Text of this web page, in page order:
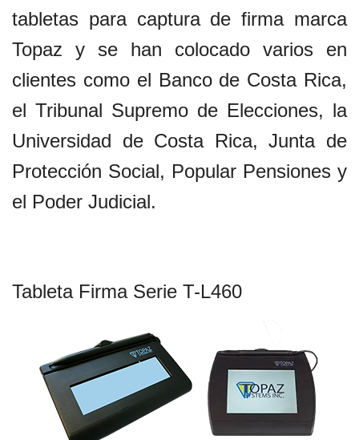
tabletas para captura de firma marca
Topaz y se han colocado varios en
clientes como el Banco de Costa Rica,
el Tribunal Supremo de Elecciones, la
Universidad de Costa Rica, Junta de
Protección Social, Popular Pensiones y
el Poder Judicial.
Tableta Firma Serie T-L460